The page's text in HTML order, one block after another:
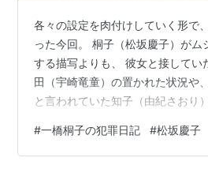
各々の設定を肉付けしていく形で
った今回。 桐子（松坂慶子）がム
する描写よりも、 彼女と接してい
田（宇崎竜童）の置かれた状況や
と言われていた知子（由紀さおり
本番で、今回はその前準備？に見
んですが。 目標が定まったお陰
#一橋桐子の犯罪日記 #松坂慶子